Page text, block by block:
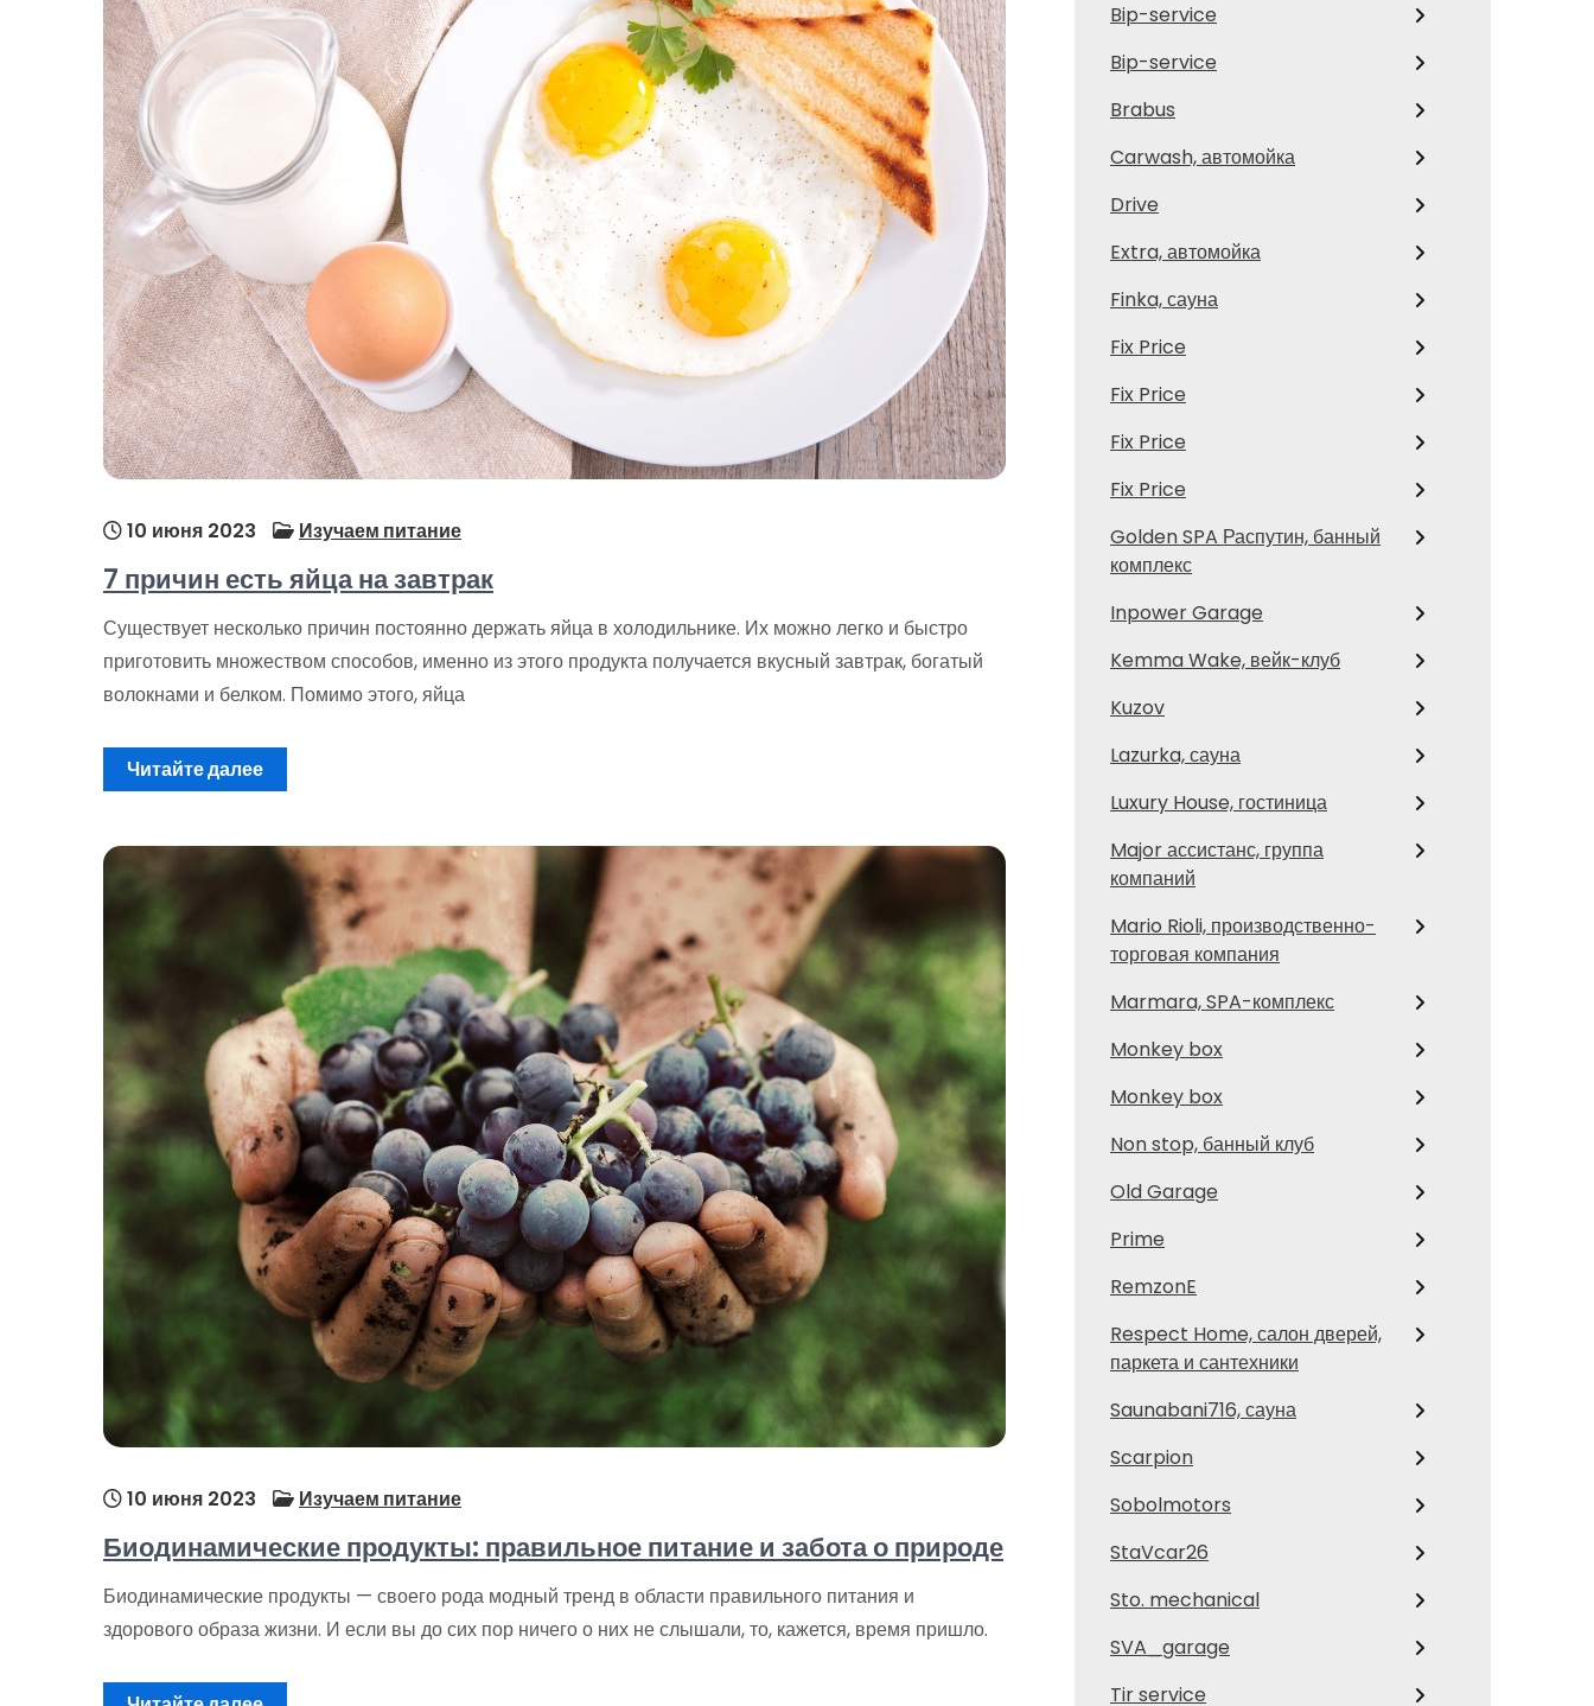
10 июня 2023 Изучаем питание
7 причин есть яйца на завтрак
Существует несколько причин постоянно держать яйца в холодильнике. Их можно легко и быстро
приготовить множеством способов, именно из этого продукта получается вкусный завтрак, богатый
волокнами и белком. Помимо этого, яйца
Читайте далее
10 июня 2023 Изучаем питание
Биодинамические продукты: правильное питание и забота о природе
Биодинамические продукты — своего рода модный тренд в области правильного питания и
здорового образа жизни. И если вы до сих пор ничего о них не слышали, то, кажется, время пришло.
Bip-service
Bip-service
Brabus
Carwash, автомойка
Drive
Extra, автомойка
Finka, сауна
Fix Price
Fix Price
Fix Price
Fix Price
Golden SPA Распутин, банный
комплекс
Inpower Garage
Kemma Wake, вейк-клуб
Kuzov
Lazurka, сауна
Luxury House, гостиница
Major ассистанс, группа
компаний
Mario Rioli, производственно-
торговая компания
Marmara, SPA-комплекс
Monkey box
Monkey box
Non stop, банный клуб
Old Garage
Prime
RemzonE
Respect Home, салон дверей,
паркета и сантехники
Saunabani716, сауна
Scarpion
Sobolmotors
StaVcar26
Sto. mechanical
SVA_garage
Tir service